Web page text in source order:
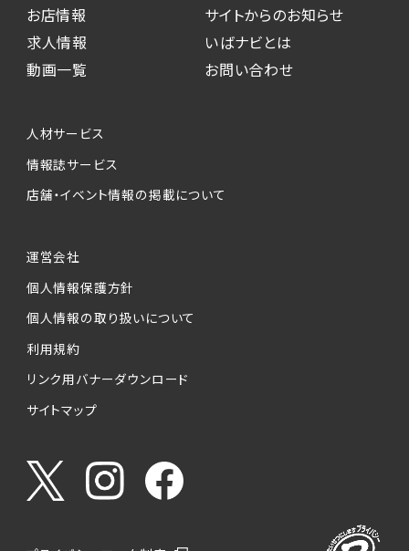
お店情報
求人情報
動画一覧
サイトからのお知らせ
いばナビとは
お問い合わせ
人材サービス
情報誌サービス
店舗・イベント情報の掲載について
運営会社
個人情報保護方針
個人情報の取り扱いについて
利用規約
リンク用バナーダウンロード
サイトマップ